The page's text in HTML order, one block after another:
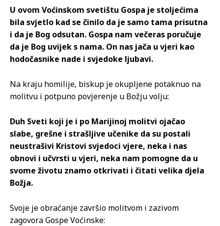
U ovom Voćinskom svetištu Gospa je stoljećima
bila svjetlo kad se činilo da je samo tama prisutna
i da je Bog odsutan. Gospa nam večeras poručuje
da je Bog uvijek s nama. On nas jača u vjeri kao
hodočasnike nade i svjedoke ljubavi.
Na kraju homilije, biskup je okupljene potaknuo na
molitvu i potpuno povjerenje u Božju volju:
Duh Sveti koji je i po Marijinoj molitvi ojačao
slabe, grešne i strašljive učenike da su postali
neustrašivi Kristovi svjedoci vjere, neka i nas
obnovi i učvrsti u vjeri, neka nam pomogne da u
svome životu znamo otkrivati i čitati velika djela
Božja.
Svoje je obraćanje završio molitvom i zazivom
zagovora Gospe Voćinske: